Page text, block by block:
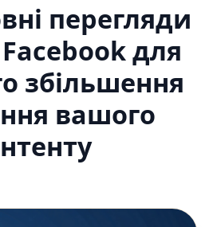
перегляди
для
збільшення
вашого